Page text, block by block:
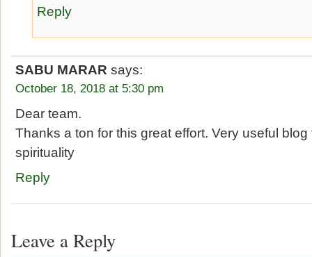
Reply
SABU MARAR says:
October 18, 2018 at 5:30 pm
Dear team.
Thanks a ton for this great effort. Very useful
spirituality
Reply
Leave a Reply